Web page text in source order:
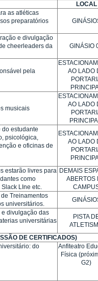
LOCAL
as atléticas
preparatórios
e divulgação
cheerleaders da
GINÁSIO
pela
AO LADO
musicais
AO LADO
do estudante
psicológica,
e oficinas de
AO LADO
estarão livres para
como
LIne etc.
DEMAIS
ABERTOS
Treinamentos
universitários.
e divulgação das
universitárias
PISTA
DE CERTIFICADOS)
do
Anfiteatro
Física
G2)